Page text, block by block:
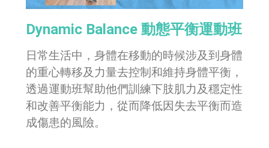
Dynamic Balance 動態平衡運動班
日常生活中，身體在移動的時候涉及到身體
的重心轉移及力量去控制和維持身體平衡，
透過運動班幫助他們訓練下肢肌力及穩定性
和改善平衡能力，從而降低因失去平衡而造
成傷患的風險。